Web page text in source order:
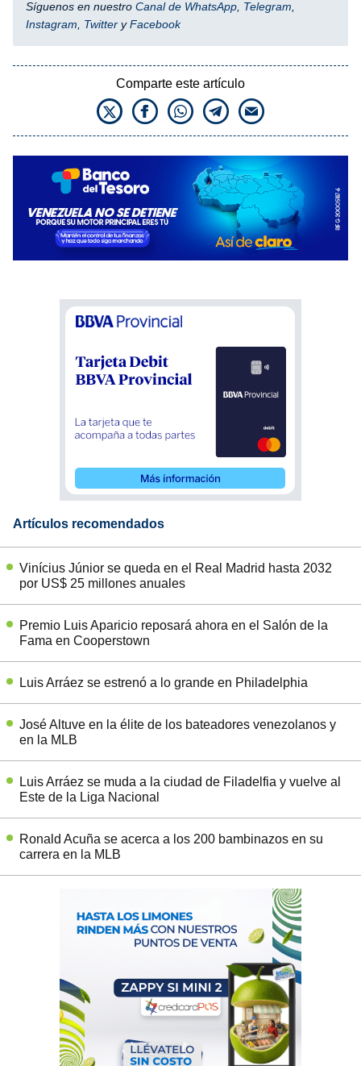
Síguenos en nuestro Canal de WhatsApp Telegram
Instagram
Twitter yFacebook
Comparte este artículo
Artículos recomendados
Vinícius Júnior se queda en el Real Madrid hasta 2032
por US$ 25 millones anuales
Premio Luis Aparicio reposará ahora en el Salón de la
Fama en Cooperstown
Luis Arráez se estrenó a lo grande en Philadelphia
José Altuve en la élite de los bateadores venezolanos y
en la MLB
Luis Arráez se muda a la ciudad de Filadelfia y vuelve al
Este de la Liga Nacional
Ronald Acuña se acerca a los 200 bambinazos en su
carrera en la MLB